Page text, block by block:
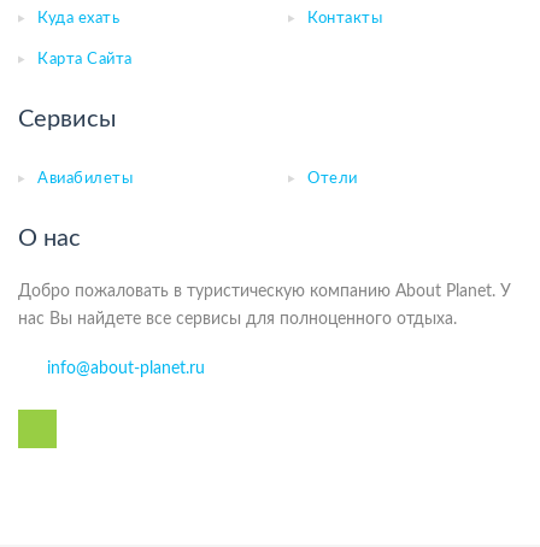
Куда ехать Контакты
Карта Сайта
Сервисы
Авиабилеты Отели
О нас
Добро пожаловать в туристическую компанию About Planet. У
нас Вы найдете все сервисы для полноценного отдыха.
info@about-planet.ru